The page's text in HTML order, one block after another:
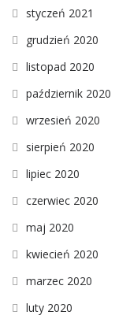
styczeń 2021
grudzień 2020
listopad 2020
październik 2020
wrzesień 2020
sierpień 2020
lipiec 2020
czerwiec 2020
maj 2020
kwiecień 2020
marzec 2020
luty 2020